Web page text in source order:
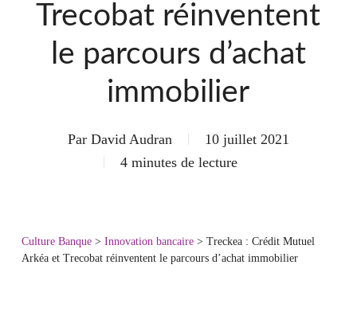
Trecobat réinventent
le parcours d’achat
immobilier
Par David Audran
10 juillet 2021
4 minutes de lecture
Culture Banque> Innovation bancaire> Treckea : Crédit Mutuel
Arkéa et Trecobat réinventent le parcours d’achat immobilier